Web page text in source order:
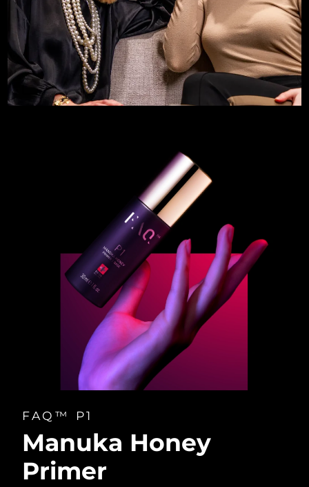
FAQ™ P1
Manuka Honey
Primer